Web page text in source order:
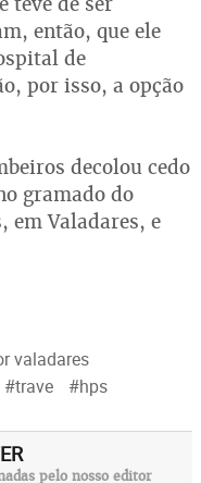
então, que ele
de
por isso, a opção
decolou cedo
gramado do
em Valadares, e
valadares
#trave #hps
pelo nosso editor